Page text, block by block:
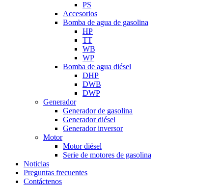
PS
Accesorios
Bomba de agua de gasolina
HP
TT
WB
WP
Bomba de agua diésel
DHP
DWB
DWP
Generador
Generador de gasolina
Generador diésel
Generador inversor
Motor
Motor diésel
Serie de motores de gasolina
Noticias
Preguntas frecuentes
Contáctenos